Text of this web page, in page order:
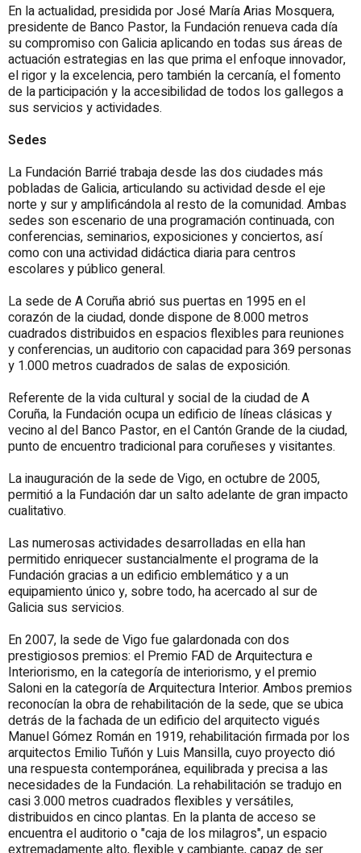
En la actualidad, presidida por José María Arias Mosquera,
presidente de Banco Pastor, la Fundación renueva cada día
su compromiso con Galicia aplicando en todas sus áreas de
actuación estrategias en las que prima el enfoque innovador,
el rigor y la excelencia, pero también la cercanía, el fomento
de la participación y la accesibilidad de todos los gallegos a
sus servicios y actividades.
Sedes
La Fundación Barrié trabaja desde las dos ciudades más
pobladas de Galicia, articulando su actividad desde el eje
norte y sur y amplificándola al resto de la comunidad. Ambas
sedes son escenario de una programación continuada, con
conferencias, seminarios, exposiciones y conciertos, así
como con una actividad didáctica diaria para centros
escolares y público general.
La sede de A Coruña abrió sus puertas en 1995 en el
corazón de la ciudad, donde dispone de 8.000 metros
cuadrados distribuidos en espacios flexibles para reuniones
y conferencias, un auditorio con capacidad para 369 personas
y 1.000 metros cuadrados de salas de exposición.
Referente de la vida cultural y social de la ciudad de A
Coruña, la Fundación ocupa un edificio de líneas clásicas y
vecino al del Banco Pastor, en el Cantón Grande de la ciudad,
punto de encuentro tradicional para coruñeses y visitantes.
La inauguración de la sede de Vigo, en octubre de 2005,
permitió a la Fundación dar un salto adelante de gran impacto
cualitativo.
Las numerosas actividades desarrolladas en ella han
permitido enriquecer sustancialmente el programa de la
Fundación gracias a un edificio emblemático y a un
equipamiento único y, sobre todo, ha acercado al sur de
Galicia sus servicios.
En 2007, la sede de Vigo fue galardonada con dos
prestigiosos premios: el Premio FAD de Arquitectura e
Interiorismo, en la categoría de interiorismo, y el premio
Saloni en la categoría de Arquitectura Interior. Ambos premios
reconocían la obra de rehabilitación de la sede, que se ubica
detrás de la fachada de un edificio del arquitecto vigués
Manuel Gómez Román en 1919, rehabilitación firmada por los
arquitectos Emilio Tuñón y Luis Mansilla, cuyo proyecto dió
una respuesta contemporánea, equilibrada y precisa a las
necesidades de la Fundación. La rehabilitación se tradujo en
casi 3.000 metros cuadrados flexibles y versátiles,
distribuidos en cinco plantas. En la planta de acceso se
encuentra el auditorio o "caja de los milagros", un espacio